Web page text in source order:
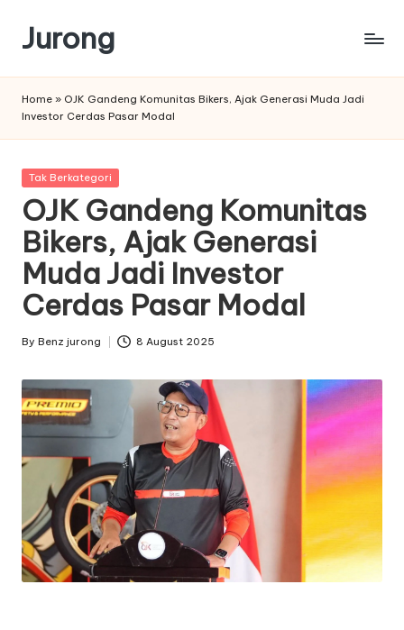
content
Jurong
Home » OJK Gandeng Komunitas Bikers, Ajak Generasi Muda Jadi
Investor Cerdas Pasar Modal
Posted
Tak Berkategori
OJK Gandeng Komunitas
Bikers, Ajak Generasi
Muda Jadi Investor
Cerdas Pasar Modal
Posted
By Benz jurong 8 August 2025